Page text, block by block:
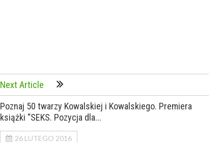
Next Article
Poznaj 50 twarzy Kowalskiej i Kowalskiego. Premiera
książki “SEKS. Pozycja dla...
26 LUTEGO 2016